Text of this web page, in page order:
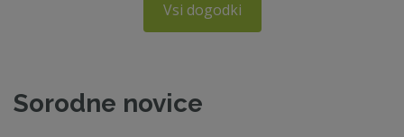
Vsi dogodki
Sorodne novice